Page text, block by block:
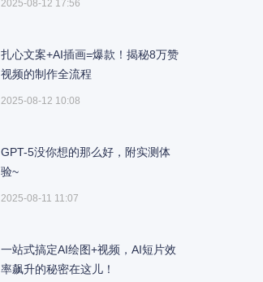
2025-08-12 17:56
扎心文案+AI插画=爆款！揭秘8万赞
视频的制作全流程
2025-08-12 10:08
GPT-5没你想的那么好，附实测体
验~
2025-08-11 11:07
一站式搞定AI绘图+视频，AI短片效
率飙升的秘密在这儿！